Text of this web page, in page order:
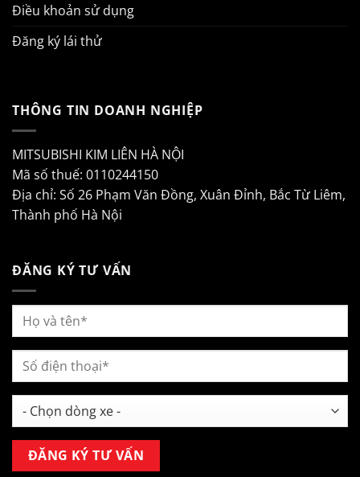
Điều khoản sử dụng
Đăng ký lái thử
THÔNG TIN DOANH NGHIỆP
MITSUBISHI KIM LIÊN HÀ NỘI
Mã số thuế: 0110244150
Địa chỉ: Số 26 Phạm Văn Đồng, Xuân Đỉnh, Bắc Từ Liêm,
Thành phố Hà Nội
ĐĂNG KÝ TƯ VẤN